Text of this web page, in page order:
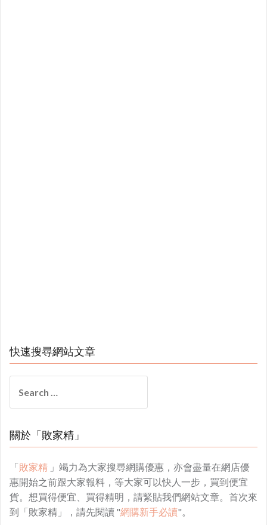
快速搜尋網站文章
for:
關於「敗家精」
「敗家精 」竭力為大家搜尋網購優惠，亦會盡量在網店優
惠開始之前跟大家報料，等大家可以快人一步，買到便宜
貨。想買得便宜、買得精明，請緊貼我們網站文章。首次來
到「敗家精」，請先閱讀 "網購新手必讀"。